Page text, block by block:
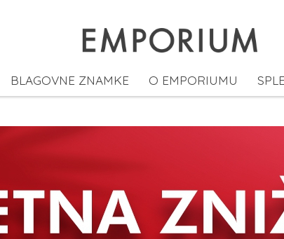
BLAGOVNE ZNAMKE O EMPORIUMU